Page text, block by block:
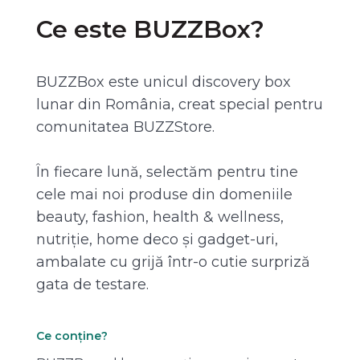
Ce este BUZZBox?
BUZZBox este unicul discovery box
lunar din România, creat special pentru
comunitatea BUZZStore.
În fiecare lună, selectăm pentru tine
cele mai noi produse din domeniile
beauty, fashion, health & wellness,
nutriție, home deco și gadget-uri,
ambalate cu grijă într-o cutie surpriză
gata de testare.
Ce conține?